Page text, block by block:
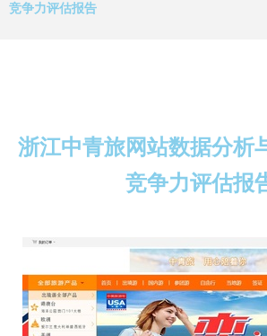
竞争力评估报告
浙江中青旅网站数据分析
竞争力评估报